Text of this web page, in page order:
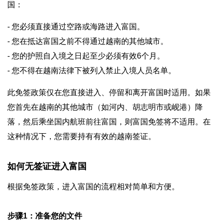
国：
- 您必须直接通过空路或海路进入富国。
- 您在抵达富国之前不得通过越南的其他城市。
- 您的护照自入境之日起至少必须有效6个月。
- 您不得在越南法律下被列入禁止入境人员名单。
此免签政策仅在您直接进入、停留和离开富国时适用。如果
您首先在越南的其他城市（如河内、胡志明市或岘港）降
落，然后乘坐国内航班前往富国，则富国免签将不适用。在
这种情况下，您需要持有有效的越南签证。
如何无签证进入富国
根据免签政策，进入富国的流程相对简单和方便。
步骤1：准备您的文件